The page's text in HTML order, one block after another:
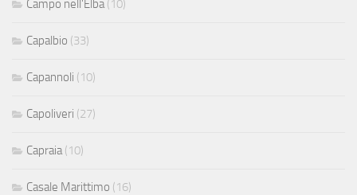
Campo nell'Elba (10)
Capalbio (33)
Capannoli (10)
Capoliveri (27)
Capraia (10)
Casale Marittimo (16)